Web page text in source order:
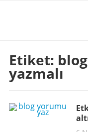
Etiket:
yazmalı